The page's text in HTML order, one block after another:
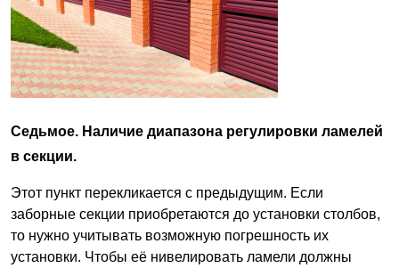
Седьмое. Наличие диапазона регулировки ламелей
в секции.
Этот пункт перекликается с предыдущим. Если
заборные секции приобретаются до установки столбов,
то нужно учитывать возможную погрешность их
установки. Чтобы её нивелировать ламели должны